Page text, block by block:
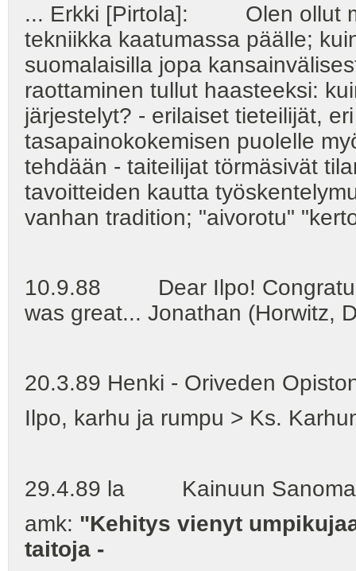
... Erkki [Pirtola]: Olen ollut
tekniikka kaatumassa päälle;
suomalaisilla jopa
raottaminen tullut haasteeksi:
järjestelyt? - erilaiset tieteilijät,
tasapainokokemisen puolelle
tehdään - taiteilijat törmäsivät
tavoitteiden kautta
vanhan tradition; "aivorotu"
10.9.88 Dear Ilpo!
was great... Jonathan (Horwitz,
20.3.89 Henki - Oriveden
Ilpo, karhu ja rumpu > Ks.
29.4.89 la Kainuun
amk: "Kehitys vienyt
taitoja -